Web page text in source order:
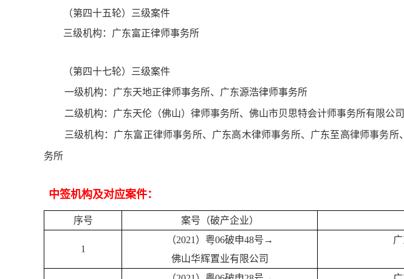
（第四十五轮）三级案件
三级机构：广东富正律师事务所
（第四十七轮）三级案件
一级机构：广东天地正律师事务所、广东源浩律师事务所
二级机构：广东天伦（佛山）律师事务所、 佛山市贝思特会计师事务所有限公司
三级机构：广东富正律师事务所、广东高木律师事务所、广东至高律师事务
务所
中签机构及对应案件：
序号 案号（破产企业）
1
（2021）粤06破申48号→
佛山华辉置业有限公司